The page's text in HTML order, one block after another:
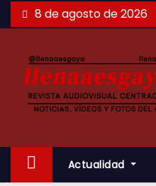
Saltar
al
8 de agosto de 2026
Actualidad